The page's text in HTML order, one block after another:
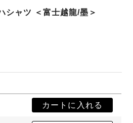
シャツ ＜富士越龍/墨＞